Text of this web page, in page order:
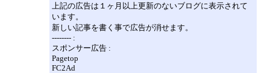
上記の広告は１ヶ月以上更新のないブログに表示されて
います。
新しい記事を書く事で広告が消せます。
-------- :
スポンサー広告 :
Pagetop
FC2Ad